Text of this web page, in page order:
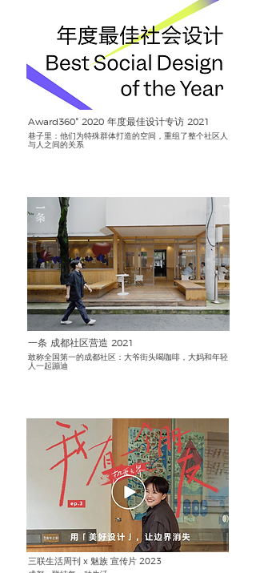
Award360° 2020 年度最佳设计专访 2021
巷子里：他们为特殊群体打造的空间，重组了整个社区人
与人之间的关系
一条 成都社区营造 2021
敢称全国第一的成都社区：大爷街头喝咖啡，大妈和年轻
人一起蹦迪
三联生活周刊 x 魅族 宣传片 2023